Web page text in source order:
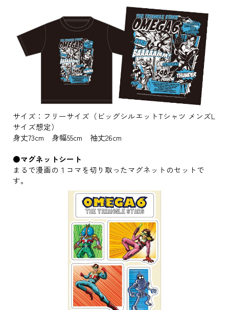
サイズ：フリーサイズ（ビッグシルエットTシャツ メンズL
サイズ想定）
身丈73cm 身幅55cm 袖丈26cm
●マグネットシート
まるで漫画の１コマを切り取ったマグネットのセットで
す。